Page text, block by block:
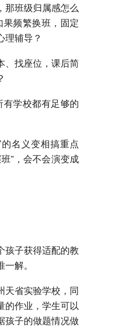
那班级归属感怎么
频繁换班，固定
理辅导？
、找座位，课后简
学校都有足够的
的名义变相搞重点
”，会不会演变成
孩子获得适配的教
解。
天省实验学校，同
的作业，学生可以
孩子的做题情况做